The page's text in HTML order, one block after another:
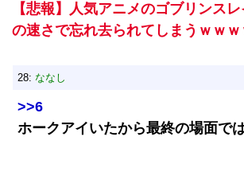
【悲報】人気アニメのゴブリンス
の速さで忘れ去られてしまうｗｗｗ
28: ななし
>>6
ホークアイいたから最終の場面で